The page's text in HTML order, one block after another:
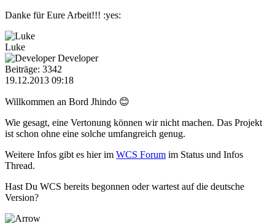
Danke für Eure Arbeit!!! :yes:
Luke
Developer
Beiträge: 3342
19.12.2013 09:18
Willkommen an Bord Jhindo 😊
Wie gesagt, eine Vertonung können wir nicht machen. Das Projekt
ist schon ohne eine solche umfangreich genug.
Weitere Infos gibt es hier im WCS Forum im Status und Infos
Thread.
Hast Du WCS bereits begonnen oder wartest auf die deutsche
Version?